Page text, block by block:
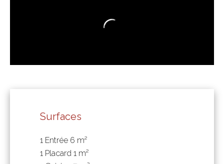
Surfaces
1 Entrée 6 m²
1 Placard 1 m²